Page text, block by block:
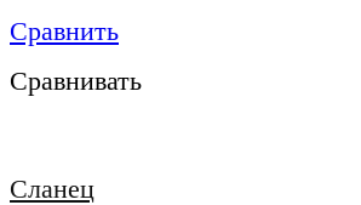
Сравнить
Сравнивать
Сланец